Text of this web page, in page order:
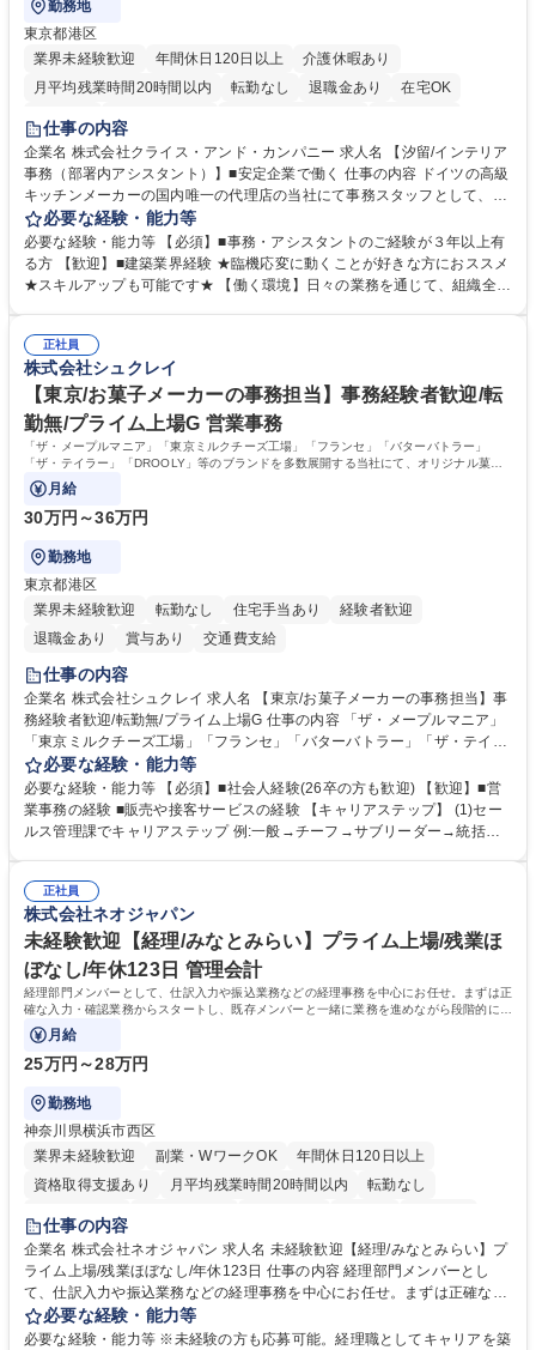
勤務地
東京都港区
業界未経験歓迎
年間休日120日以上
介護休暇あり
月平均残業時間20時間以内
転勤なし 退職金あり
在宅OK
育休あり
完全週休2日制
駅近5分以内
土日祝休み
仕事の内容
企業名 株式会社クライス・アンド・カンパニー 求人名 【汐留/インテリア
事務（部署内アシスタント）】■安定企業で働く 仕事の内容 ドイツの高級
キッチンメーカーの国内唯一の代理店の当社にて事務スタッフとして、部
署内の事務業務全般をお任せいたします。 裁量を持って働いていただける
ため、スキルアップも可能です。 【部署内の事務業務全般】 ■サンプルの
仕分け・整理 ■電話応対 ■書類作成（会議資料、お客様宛請求書、支払書
類を取りまとめて経理へ提出等） ■ショールームアテンド・運営・予約業
インテリア事務（部署内アシスタント）】■安定企業で働く
必要な経験・能力等
必要な経験・能力等 【必須】■事務・アシスタントのご経験が３年以上有
る方 【歓迎】■建築業界経験 ★臨機応変に動くことが好きな方におススメ
★スキルアップも可能です★ 【働く環境】日々の業務を通じて、組織全体
ームとの協力や新しいアイデアを活かす場もあり、やりがいを感じながら
働けます。 【歓迎】 ■インテリアの業界のご経験が有る方■PCの作業に慣
れている方 学歴・資格 学歴：大学院 大学 高専 短大 専修学校 語学力： 資
格：
正社員
株式会社シュクレイ
【東京/お菓子メーカーの事務担当】事務経験者歓迎/転
勤無/プライム上場G 営業事務
「ザ・メープルマニア」「東京ミルクチーズ工場」「フランセ」「バターバトラー」
「ザ・テイラー」「DROOLY」等のブランドを多数展開する当社にて、オリジナル菓子
ブランド商品の事務業務をお任せいたします。
月給
30万円～36万円
勤務地
東京都港区
業界未経験歓迎
転勤なし 住宅手当あり
経験者歓迎
退職金あり
賞与あり 交通費支給
仕事の内容
企業名 株式会社シュクレイ 求人名 【東京/お菓子メーカーの事務担当】事
務経験者歓迎/転勤無/プライム上場G 仕事の内容 「ザ・メープルマニア」
「東京ミルクチーズ工場」「フランセ」「バターバトラー」「ザ・テイラ
ー」「DROOLY」等のブランドを多数展開する当社にて、オリジナル菓子
ブランド商品の事務業務をお任せいたします。 【具体的な業務内容】 ■店
舗からの発注受付/PC入力業務 ■受電対応(社内/社外) ■商品のマスター登
録 ■日々の売上抽出・報告 ■提携企業への書類送付業務 ■契約書管理業務
必要な経験・能力等
必要な経験・能力等 【必須】■社会人経験(26卒の方も歓迎) 【歓迎】■営
業事務の経験 ■販売や接客サービスの経験 【キャリアステップ】 (1)セー
ルス管理課でキャリアステップ 例:一般→チーフ→サブリーダー→統括リ
や個別面談を通してご自身のキャリアと向き合っていただき、会社として
もバックアップしていきます。 学歴・資格 学歴：大学院 大学 高専 短大
専修学校 高校 語学力： 資格：
正社員
株式会社ネオジャパン
未経験歓迎【経理/みなとみらい】プライム上場/残業ほ
ぼなし/年休123日 管理会計
経理部門メンバーとして、仕訳入力や振込業務などの経理事務を中心にお任せ。まずは正
確な入力・確認業務からスタートし、既存メンバーと一緒に業務を進めながら段階的に経
理知識を身につけていただきます。
月給
25万円～28万円
勤務地
神奈川県横浜市西区
業界未経験歓迎
副業・WワークOK
年間休日120日以上
資格取得支援あり
月平均残業時間20時間以内
転勤なし
未経験者歓迎
完全週休2日制
交通費支給 駅近5分以内 土日祝休み
服装自由
寮・社宅あり
仕事の内容
企業名 株式会社ネオジャパン 求人名 未経験歓迎【経理/みなとみらい】プ
ライム上場/残業ほぼなし/年休123日 仕事の内容 経理部門メンバーとし
て、仕訳入力や振込業務などの経理事務を中心にお任せ。まずは正確な入
力・確認業務からスタートし、既存メンバーと一緒に業務を進めながら段
階的に経理知識を身につけていただきます。 【具体的には】 ■社内稟議に
必要な経験・能力等
必要な経験・能力等 ※未経験の方も応募可能。経理職としてキャリアを築